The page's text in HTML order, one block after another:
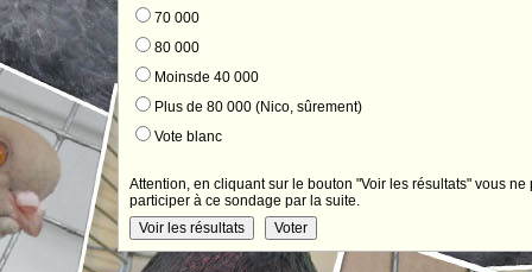
70 000
80 000
Moinsde 40 000
Plus de 80 000 (Nico, sûrement)
Vote blanc
Attention, en cliquant sur le bouton "Voir les résultats" vous ne
participer à ce sondage par la suite.